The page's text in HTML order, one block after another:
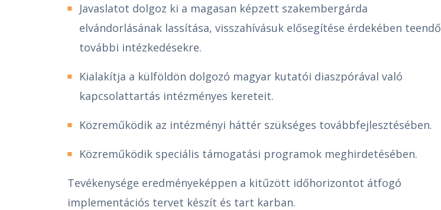
Javaslatot dolgoz ki a magasan képzett szakembergárda
elvándorlásának lassítása, visszahívásuk elősegítése érdekében teendő
további intézkedésekre.
Kialakítja a külföldön dolgozó magyar kutatói diaszpórával való
kapcsolattartás intézményes kereteit.
Közreműködik az intézményi háttér szükséges továbbfejlesztésében.
Közreműködik speciális támogatási programok meghirdetésében.
Tevékenysége eredményeképpen a kitűzött időhorizontot átfogó
implementációs tervet készít és tart karban.